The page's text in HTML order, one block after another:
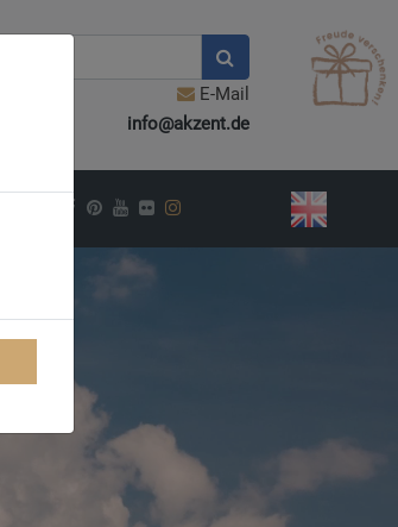
E-Mail
info@akzent.de